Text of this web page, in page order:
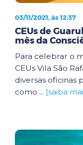
03/11/2021, às 12:37
CEUs de
mês da
Para celebrar o
CEUs Vila São
diversas oficinas
como ... [saiba